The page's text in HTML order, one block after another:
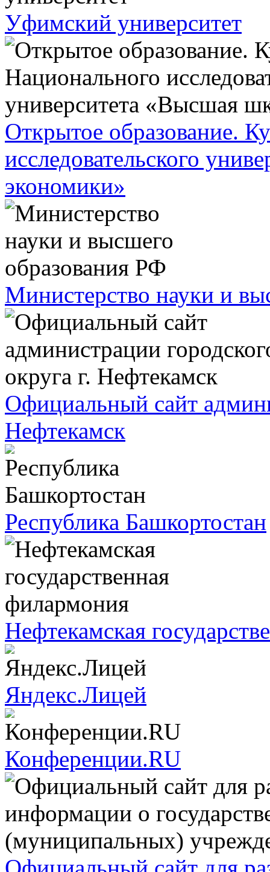
Уфимский университет
Открытое образование.
исследовательского
экономики»
Министерство науки и
Официальный сайт
Нефтекамск
Республика Башкортостан
Нефтекамская
Яндекс.Лицей
Конференции.RU